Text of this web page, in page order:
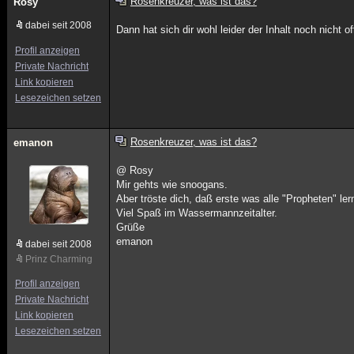
dabei seit 2008
Profil anzeigen
Private Nachricht
Link kopieren
Lesezeichen setzen
Dann hat sich dir wohl leider der Inhalt noch nicht
emanon
dabei seit 2008
Prinz Charming
Profil anzeigen
Private Nachricht
Link kopieren
Lesezeichen setzen
Rosenkreuzer, was ist das?
@ Rosy
Mir gehts wie snoogans.
Aber tröste dich, daß erste was alle "Propheten"
Viel Spaß im Wassermannzeitalter.
Grüße
emanon